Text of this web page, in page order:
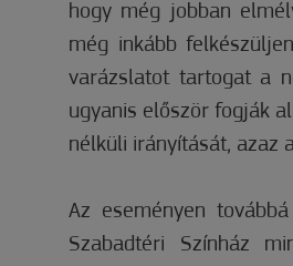
hogy még jobban
még inkább
varázslatot tartogat a
ugyanis először fogják
nélküli irányítását, azaz
Az eseményen
Szabadtéri Színház